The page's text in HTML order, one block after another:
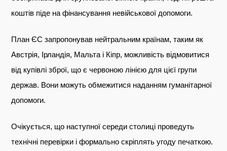
коштів піде на фінансування невійськової допомоги.
План ЄС запропонував нейтральним країнам, таким як
Австрія, Ірландія, Мальта і Кіпр, можливість відмовитися
від купівлі зброї, що є червоною лінією для цієї групи
держав. Вони можуть обмежитися наданням гуманітарної
допомоги.
Очікується, що наступної середи столиці проведуть
технічні перевірки і формально скріплять угоду печаткою.